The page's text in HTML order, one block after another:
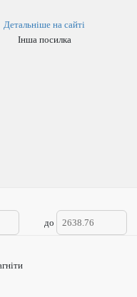
Детальніше на сайті
Інша посилка
до